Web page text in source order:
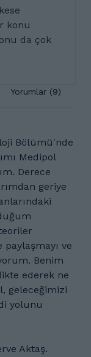
konu
da çok
Yorumlar (9)
Bölümü'nde
Medipol
Derece
geriye
ve
Benim
ederek ne
geleceğimizi
yolunu
Aktaş.